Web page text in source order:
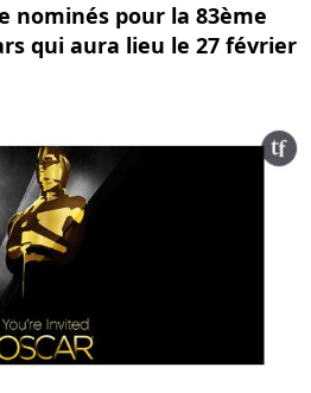
nominés pour la 83ème
qui aura lieu le 27 février